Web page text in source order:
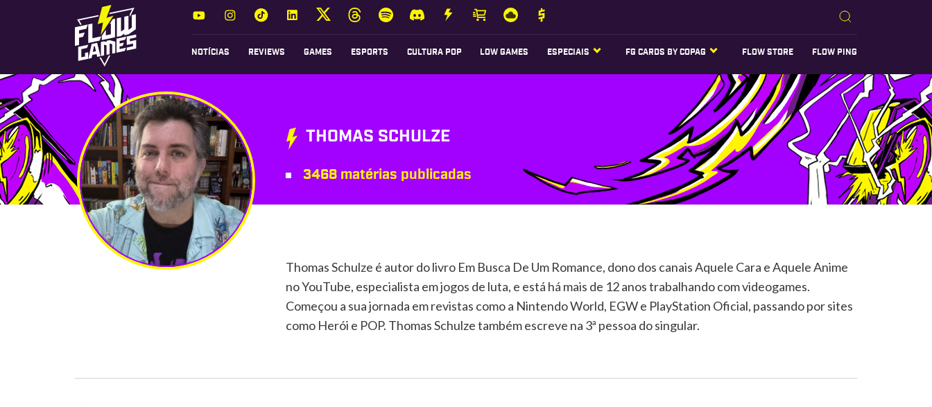
NOTÍCIAS REVIEWS GAMES ESPORTS CULTURA POP LOW GAMES ESPECIAIS FG CARDS BY COPAG FLOW STORE FLOW PING
THOMAS SCHULZE
3468 matérias publicadas
Thomas Schulze é autor do livro Em Busca De Um Romance, dono dos canais Aquele Cara e Aquele Anime
no YouTube, especialista em jogos de luta, e está há mais de 12 anos trabalhando com videogames.
Começou a sua jornada em revistas como a Nintendo World, EGW e PlayStation Oficial, passando por sites
como Herói e POP. Thomas Schulze também escreve na 3ª pessoa do singular.